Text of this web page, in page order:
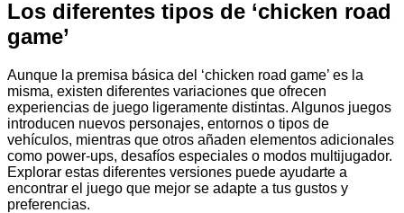
Los diferentes tipos de ‘chicken road
game’
Aunque la premisa básica del ‘chicken road game’ es la
misma, existen diferentes variaciones que ofrecen
experiencias de juego ligeramente distintas. Algunos juegos
introducen nuevos personajes, entornos o tipos de
vehículos, mientras que otros añaden elementos adicionales
como power-ups, desafíos especiales o modos multijugador.
Explorar estas diferentes versiones puede ayudarte a
encontrar el juego que mejor se adapte a tus gustos y
preferencias.